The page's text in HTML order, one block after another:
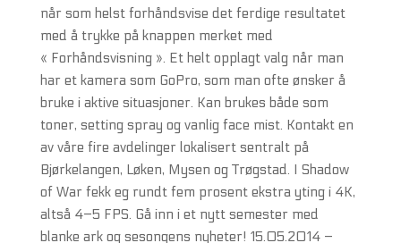
når som helst forhåndsvise det ferdige resultatet
med å trykke på knappen merket med
« Forhåndsvisning ». Et helt opplagt valg når man
har et kamera som GoPro, som man ofte ønsker å
bruke i aktive situasjoner. Kan brukes både som
toner, setting spray og vanlig face mist. Kontakt en
av våre fire avdelinger lokalisert sentralt på
Bjørkelangen, Løken, Mysen og Trøgstad. I Shadow
of War fekk eg rundt fem prosent ekstra yting i 4K,
altså 4–5 FPS. Gå inn i et nytt semester med
blanke ark og sesongens nyheter! 15.05.2014 –